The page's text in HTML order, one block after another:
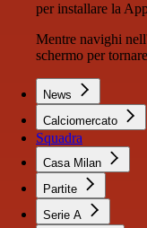
per installare la
Mentre navighi
schermo per
News
Calciomercato
Squadra
Casa Milan
Partite
Serie A